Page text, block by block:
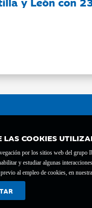
LAS COOKIES
por los sitios web del grupo
y estudiar algunas
al empleo de cookies, en
Educación, Cultura y Deporte con el